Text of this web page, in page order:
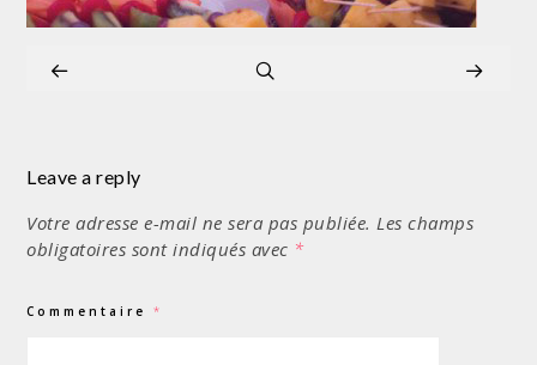
Leave a reply
Votre adresse e-mail ne sera pas publiée. Les champs
obligatoires sont indiqués avec *
Commentaire*